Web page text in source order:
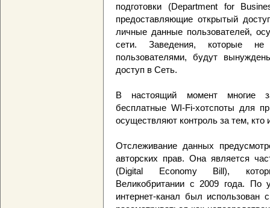
подготовки (Department for
предоставляющие открытый
личные данные пользователей,
сети. Заведения, которые не
пользователями, будут
доступ в Сеть.
В настоящий момент многие
бесплатные WI-Fi-хотспоты для
осуществляют контроль за тем, кто
Отслеживание данных
авторских прав. Она является
(Digital Economy Bill),
Великобритании с 2009 года. По
интернет-канал был использован